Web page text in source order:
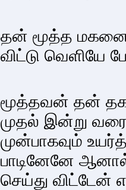
தன் மூத்த மகனை
விட்டு வெளியே
மூத்தவன் தன்
முதல் இன்று
முன்பாகவும்
பாடினேனே
செய்து விட்டேன்